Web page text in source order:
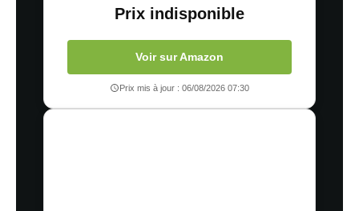
Prix indisponible
Voir sur Amazon
Prix mis à jour : 06/08/2026 07:30